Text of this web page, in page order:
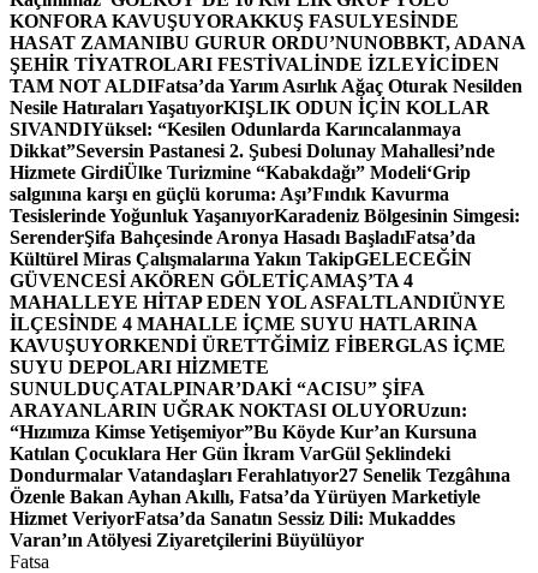
KONFORA KAVUŞUYORAKKUŞ FASULYESİNDE
HASAT ZAMANIBU GURUR ORDU’NUNOBBKT, ADANA
ŞEHİR TİYATROLARI FESTİVALİNDE İZLEYİCİDEN
TAM NOT ALDIFatsa’da Yarım Asırlık Ağaç Oturak Nesilden
Nesile Hatıraları YaşatıyorKIŞLIK ODUN İÇİN KOLLAR
SIVANDIYüksel: “Kesilen Odunlarda Karıncalanmaya
Dikkat”Seversin Pastanesi 2. Şubesi Dolunay Mahallesi’nde
Hizmete GirdiÜlke Turizmine “Kabakdağı” Modeli‘Grip
salgınına karşı en güçlü koruma: Aşı’Fındık Kavurma
Tesislerinde Yoğunluk YaşanıyorKaradeniz Bölgesinin Simgesi:
SerenderŞifa Bahçesinde Aronya Hasadı BaşladıFatsa’da
Kültürel Miras Çalışmalarına Yakın TakipGELECEĞİN
GÜVENCESİ AKÖREN GÖLETİÇAMAŞ’TA 4
MAHALLEYE HİTAP EDEN YOL ASFALTLANDIÜNYE
İLÇESİNDE 4 MAHALLE İÇME SUYU HATLARINA
KAVUŞUYORKENDİ ÜRETTĞİMİZ FİBERGLAS İÇME
SUYU DEPOLARI HİZMETE
SUNULDUÇATALPINAR’DAKİ “ACISU” ŞİFA
ARAYANLARIN UĞRAK NOKTASI OLUYORUzun:
“Hızımıza Kimse Yetişemiyor”Bu Köyde Kur’an Kursuna
Katılan Çocuklara Her Gün İkram VarGül Şeklindeki
Dondurmalar Vatandaşları Ferahlatıyor27 Senelik Tezgâhına
Özenle Bakan Ayhan Akıllı, Fatsa’da Yürüyen Marketiyle
Hizmet VeriyorFatsa’da Sanatın Sessiz Dili: Mukaddes
Varan’ın Atölyesi Ziyaretçilerini Büyülüyor
Fatsa